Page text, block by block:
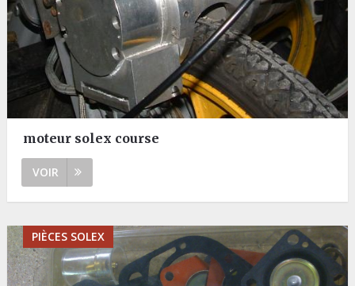
moteur solex course
VOIR
PIÈCES SOLEX